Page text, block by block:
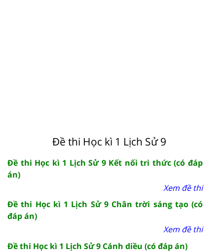
Đề thi Học kì 1 Lịch Sử 9
Đề thi Học kì 1 Lịch Sử 9 Kết nối tri thức (có đáp
án)
Xem đề thi
Đề thi Học kì 1 Lịch Sử 9 Chân trời sáng tạo (có
đáp án)
Xem đề thi
Đề thi Học kì 1 Lịch Sử 9 Cánh diều (có đáp án)